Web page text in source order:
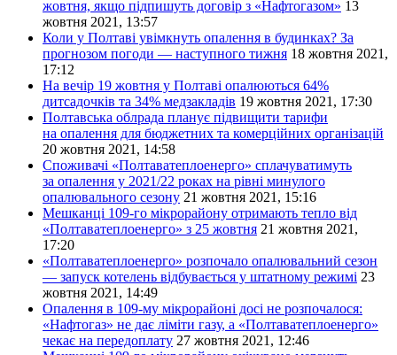
жовтня, якщо підпишуть договір з «Нафтогазом» 13
жовтня 2021, 13:57
Коли у Полтаві увімкнуть опалення в будинках? За
прогнозом погоди — наступного тижня 18 жовтня 2021,
17:12
На вечір 19 жовтня у Полтаві опалюються 64%
дитсадочків та 34% медзакладів 19 жовтня 2021, 17:30
Полтавська облрада планує підвищити тарифи
на опалення для бюджетних та комерційних організацій
20 жовтня 2021, 14:58
Споживачі «Полтаватеплоенерго» сплачуватимуть
за опалення у 2021/22 роках на рівні минулого
опалювального сезону 21 жовтня 2021, 15:16
Мешканці 109-го мікрорайону отримають тепло від
«Полтаватеплоенерго» з 25 жовтня 21 жовтня 2021,
17:20
«Полтаватеплоенерго» розпочало опалювальний сезон
— запуск котелень відбувається у штатному режимі 23
жовтня 2021, 14:49
Опалення в 109-му мікрорайоні досі не розпочалося:
«Нафтогаз» не дає ліміти газу, а «Полтаватеплоенерго»
чекає на передоплату 27 жовтня 2021, 12:46